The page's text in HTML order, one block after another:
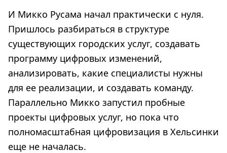
И Микко Русама начал практически с нуля.
Пришлось разбираться в структуре
существующих городских услуг, создавать
программу цифровых изменений,
анализировать, какие специалисты нужны
для ее реализации, и создавать команду.
Параллельно Микко запустил пробные
проекты цифровых услуг, но пока что
полномасштабная цифровизация в Хельсинки
еще не началась.